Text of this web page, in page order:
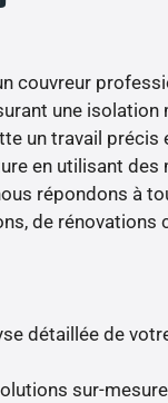
couvreur
une isolation
un travail précis
en utilisant des
répondons à
de rénovations
détaillée de
sur-